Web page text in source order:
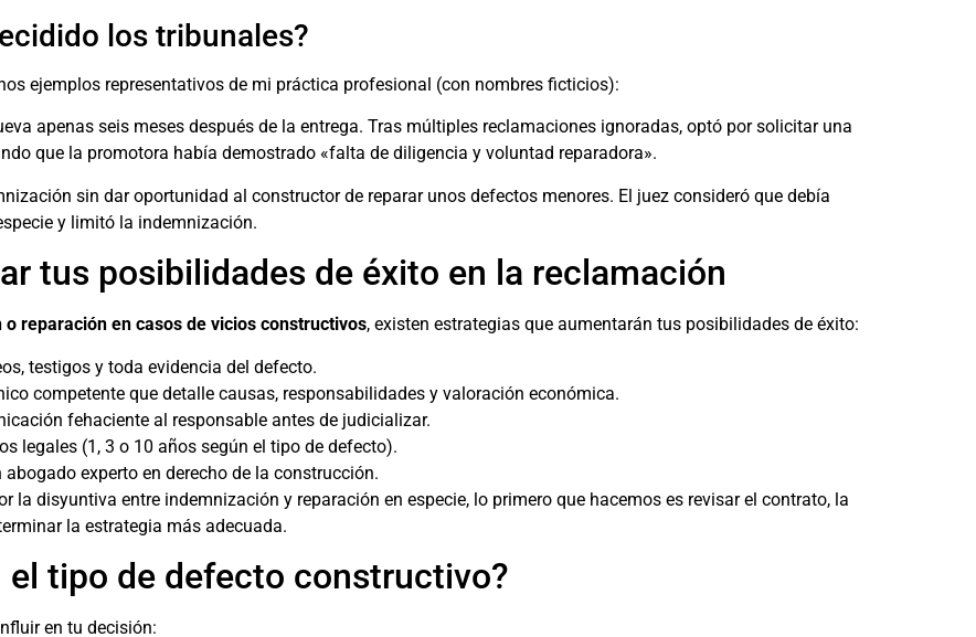
los tribunales?
ejemplos representativos de mi práctica profesional (con nombres ficticios):
apenas seis meses después de la entrega. Tras múltiples reclamaciones ignoradas, optó por solicitar una
que la promotora había demostrado «falta de diligencia y voluntad reparadora».
sin dar oportunidad al constructor de reparar unos defectos menores. El juez consideró que debía
y limitó la indemnización.
tus posibilidades de éxito en la reclamación
o reparación en casos de vicios constructivos, existen estrategias que aumentarán tus posibilidades de éxito:
testigos y toda evidencia del defecto.
competente que detalle causas, responsabilidades y valoración económica.
fehaciente al responsable antes de judicializar.
legales (1, 3 o 10 años según el tipo de defecto).
abogado experto en derecho de la construcción.
la disyuntiva entre indemnización y reparación en especie, lo primero que hacemos es revisar el contrato, la
la estrategia más adecuada.
el tipo de defecto constructivo?
en tu decisión: